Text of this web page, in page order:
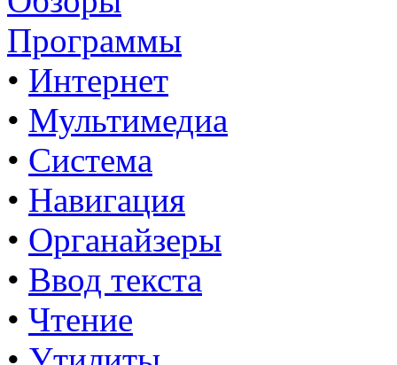
Программы
• Интернет
• Мультимедиа
• Система
• Навигация
• Органайзеры
• Ввод текста
• Чтение